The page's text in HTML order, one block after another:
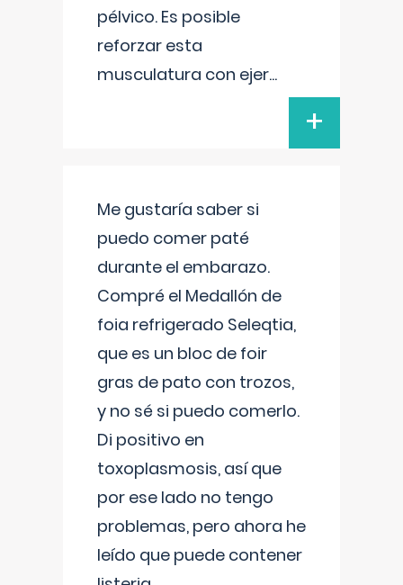
pélvico. Es posible
reforzar esta
musculatura con ejer...
+
Me gustaría saber si
puedo comer paté
durante el embarazo.
Compré el Medallón de
foia refrigerado Seleqtia,
que es un bloc de foir
gras de pato con trozos,
y no sé si puedo comerlo.
Di positivo en
toxoplasmosis, así que
por ese lado no tengo
problemas, pero ahora he
leído que puede contener